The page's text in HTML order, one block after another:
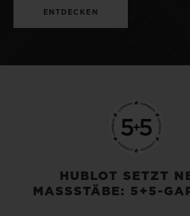
ENTDECKEN
HUBLOT SETZT
MASSSTÄBE: 5+5-